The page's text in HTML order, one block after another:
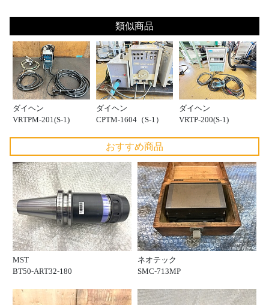
類似商品
ダイヘン
VRTPM-201(S-1)
ダイヘン
CPTM-1604（S-1）
ダイヘン
VRTP-200(S-1)
おすすめ商品
MST
BT50-ART32-180
ネオテック
SMC-713MP